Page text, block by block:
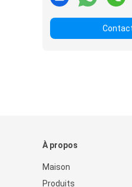
À propos
Maison
Produits